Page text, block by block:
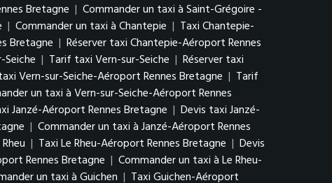
Bretagne | Commander un taxi à Saint-Grégoire -
| Commander un taxi à Chantepie | Taxi Chantepie-
Bretagne | Réserver taxi Chantepie-Aéroport Rennes
| Tarif taxi Vern-sur-Seiche | Réserver taxi
Vern-sur-Seiche-Aéroport Rennes Bretagne | Tarif
un taxi à Vern-sur-Seiche-Aéroport Rennes
Janzé-Aéroport Rennes Bretagne | Devis taxi Janzé-
| Commander un taxi à Janzé-Aéroport Rennes
| Taxi Le Rheu-Aéroport Rennes Bretagne | Devis
Rennes Bretagne | Commander un taxi à Le Rheu-
un taxi à Guichen | Taxi Guichen-Aéroport